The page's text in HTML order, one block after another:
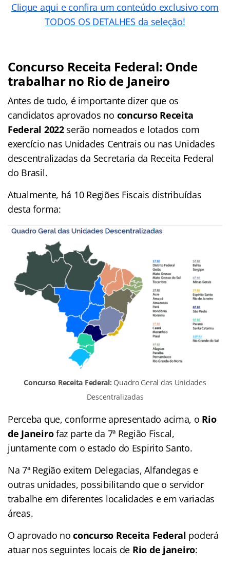
Clique aqui e confira um conteúdo exclusivo com
TODOS OS DETALHES da seleção!
Concurso Receita Federal: Onde
trabalhar no Rio de Janeiro
Antes de tudo, é importante dizer que os
candidatos aprovados no concurso Receita
Federal 2022serão nomeados e lotados com
exercício nas Unidades Centrais ou nas Unidades
descentralizadas da Secretaria da Receita Federal
do Brasil.
Atualmente, há 10 Regiões Fiscais distribuídas
desta forma:
Concurso Receita Federal: Quadro Geral das Unidades
Descentralizadas
Perceba que, conforme apresentado acima, o Rio
de Janeirofaz parte da 7ª Região Fiscal,
juntamente com o estado do Espirito Santo.
Na 7ª Região exitem Delegacias, Alfandegas e
outras unidades, possibilitando que o servidor
trabalhe em diferentes localidades e em variadas
áreas.
O aprovado noconcurso Receita Federal poderá
atuar nos seguintes locais de Rio de janeiro: